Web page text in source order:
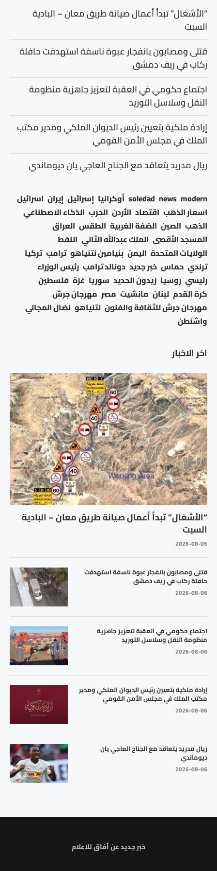
اخر الاخبار
“الأشغال” تبدأ أعمال صيانة طريق معان – البادية
السبت
2026-08-06
قتلى ومصابون بانفجار عبوة ناسفة استهدفت
حافلة ركاب في ريف دمشق
2026-08-06
اجتماع حكومي في العقبة لتعزيز جاهزية
منظومة النقل وسلاسل التوريد
2026-08-06
إرادة ملكية بتعيين رئيس الديوان الملكي ومدير
مكتب الملك في مجلس الأمن القومي
2026-08-06
ريال مدريد يتعاقد مع الجناح العاجي يان
ديوماندي
2026-08-06
“الأشغال” تبدأ أعمال صيانة طريق معان – البادية
السبت
قتلى ومصابون بانفجار عبوة ناسفة استهدفت حافلة
ركاب في ريف دمشق
اجتماع حكومي في العقبة لتعزيز جاهزية منظومة
النقل وسلاسل التوريد
إرادة ملكية بتعيين رئيس الديوان الملكي ومدير مكتب
الملك في مجلس الأمن القومي
ريال مدريد يتعاقد مع الجناح العاجي يان ديوماندي
modern
news
soledad أوكرانيا إسرائيل إيران اسرائيل
اسعار الذهب اقتصاد الأردن الحرب الذكاء الاصطناعي
الذهب الصين الضفة الغربية الطقس العراق
المسجد الأقصى الملك عبدالله الثاني النفط
الولايات المتحدة اليمن بنيامين نتنياهو ترامب تركيا
ترندي حماس خبر جديد دونالد ترامب رئيس الوزراء
رئيسي روسيا زيدون الحديد سوريا غزة فلسطين
كرة القدم لبنان مانشيت مصر مهرجان جرش
مهرجان جرش للثقافة والفنون نتنياهو نضال المجالي
واشنطن
خبر جديد عن أفاق للاعلام